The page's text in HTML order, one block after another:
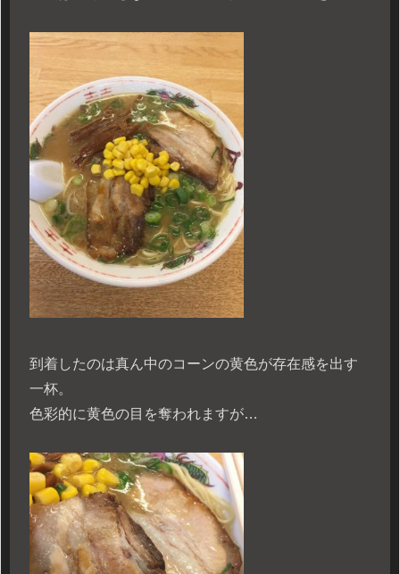
到着したのは真ん中のコーンの黄色が存在感を出す
一杯。
色彩的に黄色の目を奪われますが…